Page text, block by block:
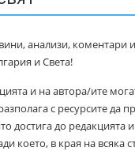
анализи, коментари
и Света!
и на автора/ите
с ресурсите да
достига до редакцията
което, в края на всяка